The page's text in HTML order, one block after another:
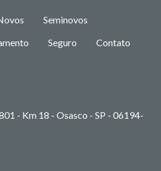
Seminovos
Seguro Contato
- Km 18 - Osasco - SP - 06194-